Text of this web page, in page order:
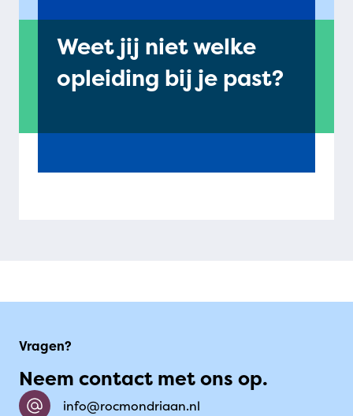
Weet jij niet welke
opleiding bij je past?
Vragen?
Neem contact met ons op.
info@rocmondriaan.nl